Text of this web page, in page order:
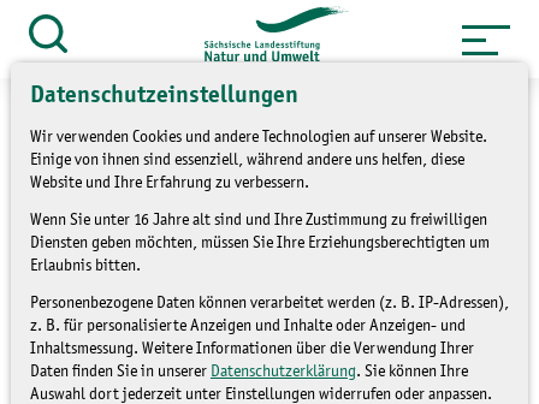
Datenschutzeinstellungen
Wir verwenden Cookies und andere Technologien auf unserer Website.
Einige von ihnen sind essenziell, während andere uns helfen, diese
Website und Ihre Erfahrung zu verbessern.
Wenn Sie unter 16 Jahre alt sind und Ihre Zustimmung zu freiwilligen
Diensten geben möchten, müssen Sie Ihre Erziehungsberechtigten um
Erlaubnis bitten.
Personenbezogene Daten können verarbeitet werden (z. B. IP-Adressen),
z. B. für personalisierte Anzeigen und Inhalte oder Anzeigen- und
Inhaltsmessung. Weitere Informationen über die Verwendung Ihrer
Daten finden Sie in unserer Datenschutzerklärung. Sie können Ihre
Auswahl dort jederzeit unter Einstellungen widerrufen oder anpassen.
Zum
Inhalt
springen
Suche
öffnen
Themen » Umweltbildung
Früchte gibt’s später!- Ihr
BNE Projekt als
Ausstellung